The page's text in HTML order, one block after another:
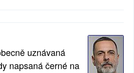
uznávaná
napsaná černé na